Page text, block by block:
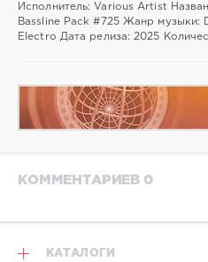
Исполнитель: Various Artist
Bassline Pack #725 Жанр музыки:
Electro Дата релиза: 2025
КОММЕНТАРИЕВ 0
КАТАЛОГИ